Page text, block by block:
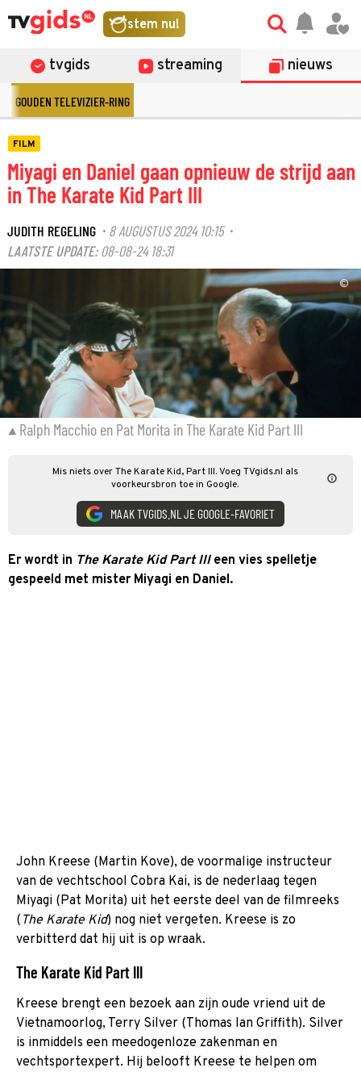
stem nu!
tvgids streaming nieuws
GOUDEN TELEVIZIER-RING
FILM
Miyagi en Daniel gaan opnieuw de strijd aan
in The Karate Kid Part III
JUDITH REGELING · 8 AUGUSTUS 2024 10:15·
LAATSTE UPDATE: 08-08-24 18:31
©
Ralph Macchio en Pat Morita in The Karate Kid Part III
Mis niets over The Karate Kid, Part III. Voeg TVgids.nl als
voorkeursbron toe in Google.
MAAK TVGIDS.NL JE GOOGLE-FAVORIET
Er wordt in The Karate Kid Part IIIeen vies spelletje
gespeeld met mister Miyagi en Daniel.
John Kreese (Martin Kove), de voormalige instructeur
van de vechtschool Cobra Kai, is de nederlaag tegen
Miyagi (Pat Morita) uit het eerste deel van de filmreeks
( The Karate Kid) nog niet vergeten. Kreese is zo
verbitterd dat hij uit is op wraak.
The Karate Kid Part III
Kreese brengt een bezoek aan zijn oude vriend uit de
Vietnamoorlog, Terry Silver (Thomas Ian Griffith). Silver
is inmiddels een meedogenloze zakenman en
vechtsportexpert. Hij belooft Kreese te helpen om